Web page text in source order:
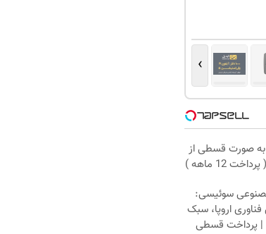
›
به صورت قسطی از
12 ماهه )
سوئیسی:
اروپا، سبک
| پرداخت قسطی